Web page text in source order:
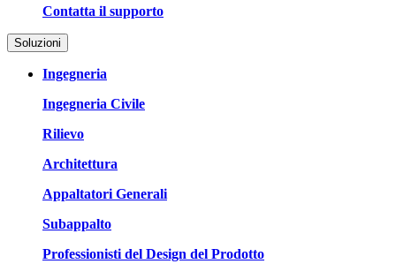
Contatta il supporto
Soluzioni
Ingegneria
Ingegneria Civile
Rilievo
Architettura
Appaltatori Generali
Subappalto
Professionisti del Design del Prodotto